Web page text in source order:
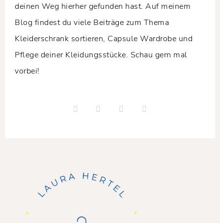
deinen Weg hierher gefunden hast. Auf meinem
Blog findest du viele Beiträge zum Thema
Kleiderschrank sortieren, Capsule Wardrobe und
Pflege deiner Kleidungsstücke. Schau gern mal
vorbei!